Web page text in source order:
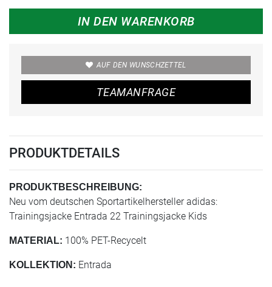
IN DEN WARENKORB
AUF DEN WUNSCHZETTEL
TEAMANFRAGE
PRODUKTDETAILS
PRODUKTBESCHREIBUNG:
Neu vom deutschen Sportartikelhersteller adidas:
Trainingsjacke Entrada 22 Trainingsjacke Kids
MATERIAL: 100% PET-Recycelt
KOLLEKTION: Entrada